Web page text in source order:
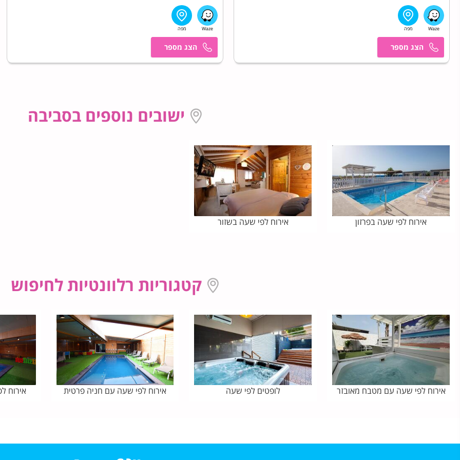
אורי אושר
ישובים נוספים בסביבה
אירוח לפי שעה בפרזון אירוח לפי שעה בשזור
קטגוריות רלוונטיות לחיפוש
אירוח לפי שעה עם מטבח מאובזר לופטים לפי שעה אירוח לפי שעה עם חניה פרטית אירוח